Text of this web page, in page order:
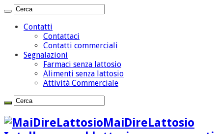
Contatti
Contattaci
Contatti commerciali
Segnalazioni
Farmaci senza lattosio
Alimenti senza lattosio
Attività Commerciale
MaiDireLattosio